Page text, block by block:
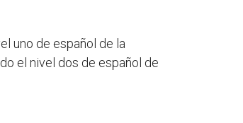
uno de español de la
el nivel dos de español de